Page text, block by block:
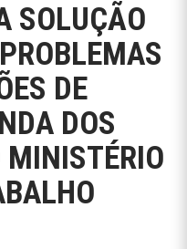
SOLUÇÃO
DE
DOS
MINISTÉRIO